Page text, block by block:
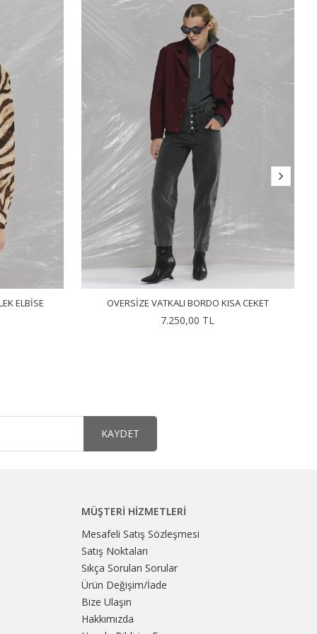
ELBISE OVERSIZE VATKALI BORDO KISA CEKET
7.250,00 TL
KAYDET
MÜŞTERI HIZMETLERI
Mesafeli Satış Sözleşmesi
Satış Noktaları
Sıkça Sorulan Sorular
Ürün Değişim/İade
Bize Ulaşın
Hakkımızda